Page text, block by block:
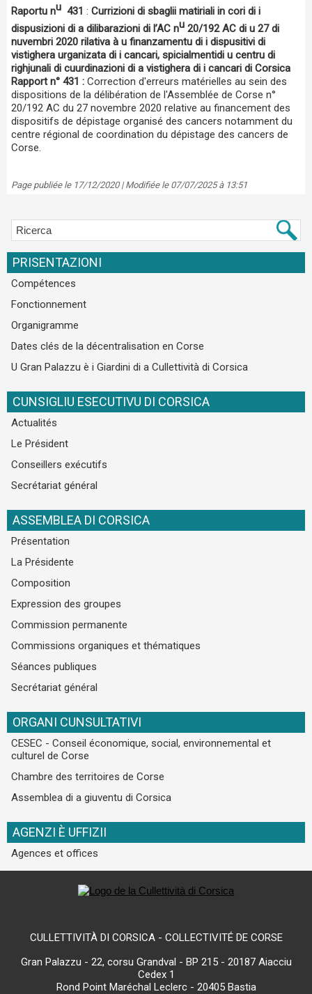
Raportu nu 431 : Currizioni di sbaglii matiriali in cori di i
dispusizioni di a dilibarazioni di l’AC nu 20/192 AC di u 27 di
nuvembri 2020 rilativa à u finanzamentu di i dispusitivi di
vistighera urganizata di i cancari, spicialmentidi u centru di
righjunali di cuurdinazioni di a vistighera di i cancari di Corsica
Rapport n° 431 : Correction d'erreurs matérielles au sein des
dispositions de la délibération de l'Assemblée de Corse n°
20/192 AC du 27 novembre 2020 relative au financement des
dispositifs de dépistage organisé des cancers notamment du
centre régional de coordination du dépistage des cancers de
Corse.
Page publiée le 17/12/2020 | Modifiée le 07/07/2025 à 13:51
PRISENTAZIONI
Compétences
Fonctionnement
Organigramme
Dates clés de la décentralisation en Corse
U Gran Palazzu è i Giardini di a Cullettività di Corsica
CUNSIGLIU ESECUTIVU DI CORSICA
Actualités
Le Président
Conseillers exécutifs
Secrétariat général
ASSEMBLEA DI CORSICA
Présentation
La Présidente
Composition
Expression des groupes
Commission permanente
Commissions organiques et thématiques
Séances publiques
Secrétariat général
ORGANI CUNSULTATIVI
CESEC - Conseil économique, social, environnemental et
culturel de Corse
Chambre des territoires de Corse
Assemblea di a giuventu di Corsica
AGENZI È UFFIZII
Agences et offices
CULLETTIVITÀ DI CORSICA - COLLECTIVITÉ DE CORSE
Gran Palazzu - 22, corsu Grandval - BP 215 - 20187 Aiacciu
Cedex 1
Rond Point Maréchal Leclerc - 20405 Bastia